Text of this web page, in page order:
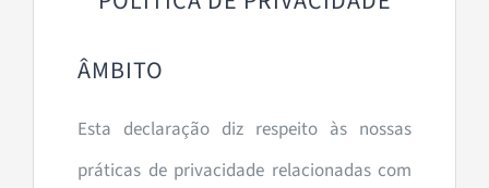
ÂMBITO
Esta declaração diz respeito às nossas
práticas de privacidade relacionadas com